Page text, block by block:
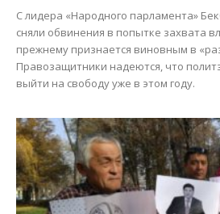
С лидера «Народного парламента»
сняли обвинения в попытке захвата
прежнему признается виновным в
Правозащитники надеются, что
выйти на свободу уже в этом году.